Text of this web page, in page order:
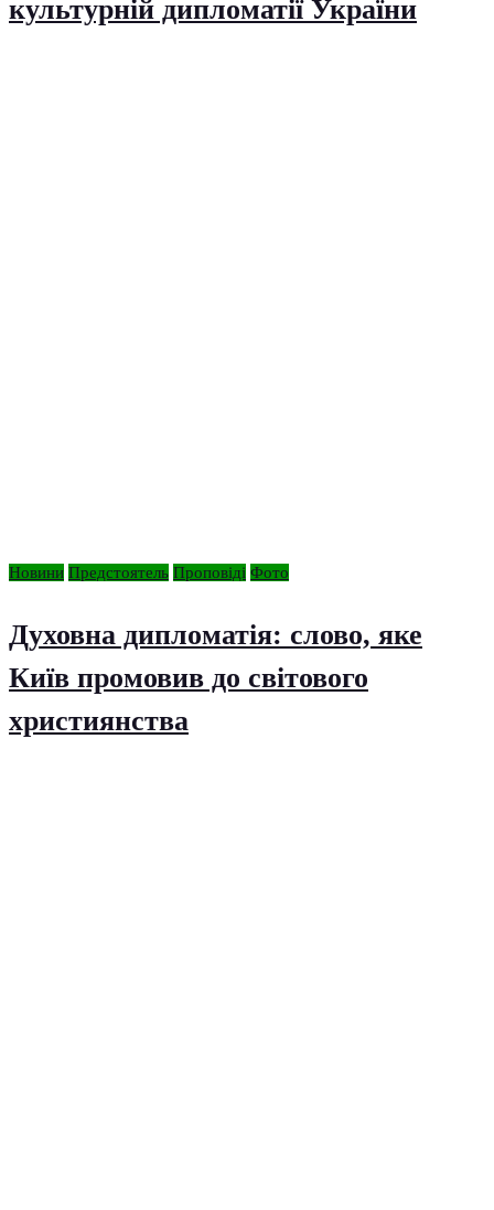
культурній дипломатії України
Новини Предстоятель Проповіді Фото
Духовна дипломатія: слово, яке
Київ промовив до світового
християнства